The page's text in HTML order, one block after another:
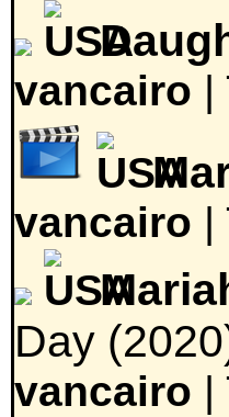
vancairo |
vancairo |
Day
vancairo |